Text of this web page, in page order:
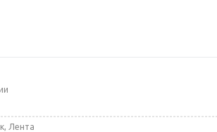
Лента